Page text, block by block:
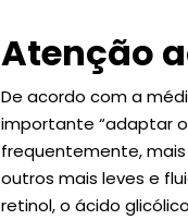
Atenção
De acordo com a
importante “adaptar
frequentemente,
outros mais leves e
retinol, o ácido